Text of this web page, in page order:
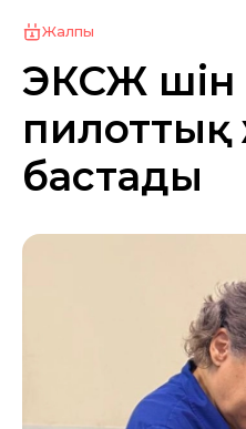
Жалпы
ЭКСЖ
пилоттық
бастады